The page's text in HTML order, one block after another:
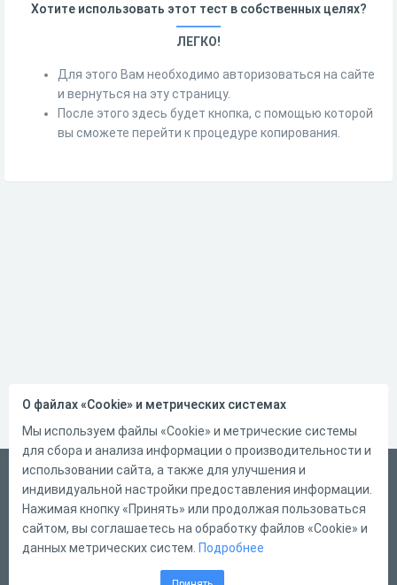
Хотите использовать этот тест в собственных целях?
ЛЕГКО!
Для этого Вам необходимо авторизоваться на сайте
и вернуться на эту страницу.
После этого здесь будет кнопка, с помощью которой
вы сможете перейти к процедуре копирования.
Український
Справка
Форма обратной связи
О файлах «Cookie» и метрических системах
Мы используем файлы «Cookie» и метрические системы
для сбора и анализа информации о производительности и
использовании сайта, а также для улучшения и
индивидуальной настройки предоставления информации.
Нажимая кнопку «Принять» или продолжая пользоваться
сайтом, вы соглашаетесь на обработку файлов «Cookie» и
данных метрических систем. Подробнее